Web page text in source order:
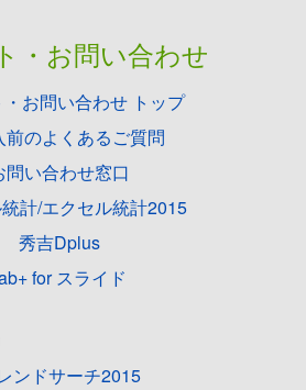
・お問い合わせ
お問い合わせ トップ
前のよくあるご質問
問い合わせ窓口
計/エクセル統計2015
秀吉Dplus
for スライド
ンドサーチ2015